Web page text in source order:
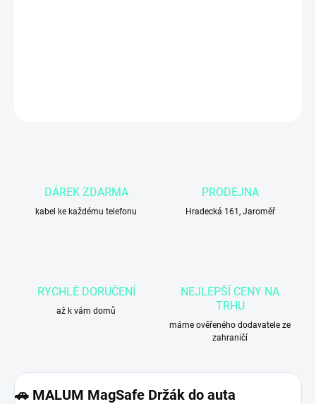
DÁREK ZDARMA
kabel ke každému telefonu
PRODEJNA
Hradecká 161, Jaroměř
RYCHLÉ DORUČENÍ
až k vám domů
NEJLEPŠÍ CENY NA
TRHU
máme ověřeného dodavatele ze
zahraničí
🚗 MALUM MagSafe Držák do auta